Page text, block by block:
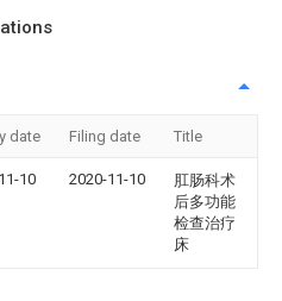
date Filing date Title
10 2020-11-10
肛肠科术
后多功能
检查治疗
床